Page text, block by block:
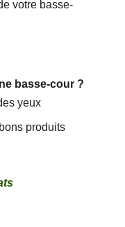
votre basse-
basse-cour ?
yeux
produits